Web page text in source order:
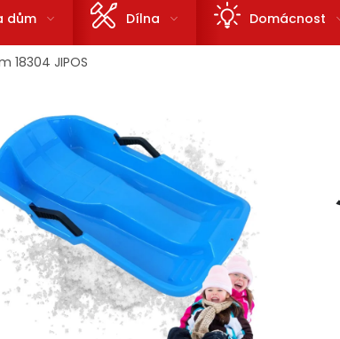
dům Dílna Domácnost
18304 JIPOS